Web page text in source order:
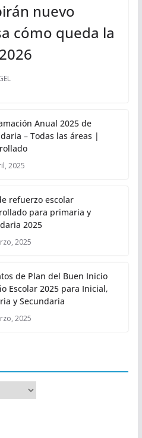
nuevo
cómo queda la
Anual 2025 de
– Todas las áreas |
2025
refuerzo escolar
para primaria y
2025
2025
de Plan del Buen Inicio
Escolar 2025 para Inicial,
y Secundaria
2025